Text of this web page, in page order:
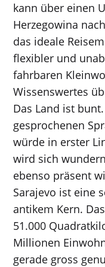
kann über einen
Herzegowina
das ideale
flexibler und
fahrbaren
Wissenswertes
Das Land ist
gesprochenen
würde in erster
wird sich
ebenso präsent
Sarajevo ist eine
antikem Kern.
51.000
Millionen
gerade gross